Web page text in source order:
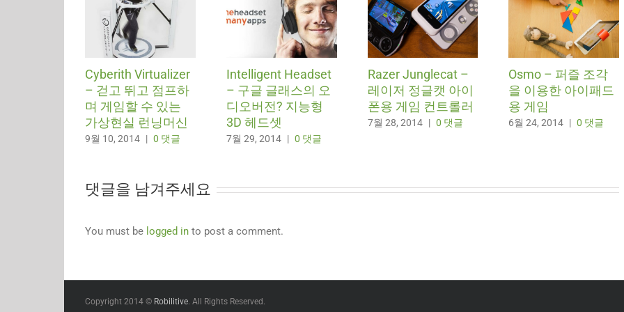
Cyberith Virtualizer
– 걷고 뛰고 점프하
며 게임할 수 있는
가상현실 런닝머신
9월 10, 2014 | 0 댓글
Intelligent Headset
– 구글 글래스의 오
디오버전? 지능형
3D 헤드셋
7월 29, 2014 | 0 댓글
Razer Junglecat –
레이저 정글캣 아이
폰용 게임 컨트롤러
7월 28, 2014 | 0 댓글
Osmo – 퍼즐 조각
을 이용한 아이패드
용 게임
6월 24, 2014 | 0 댓글
댓글을 남겨주세요
You must be logged in to post a comment.
Copyright 2014 © Robilitive. All Rights Reserved.